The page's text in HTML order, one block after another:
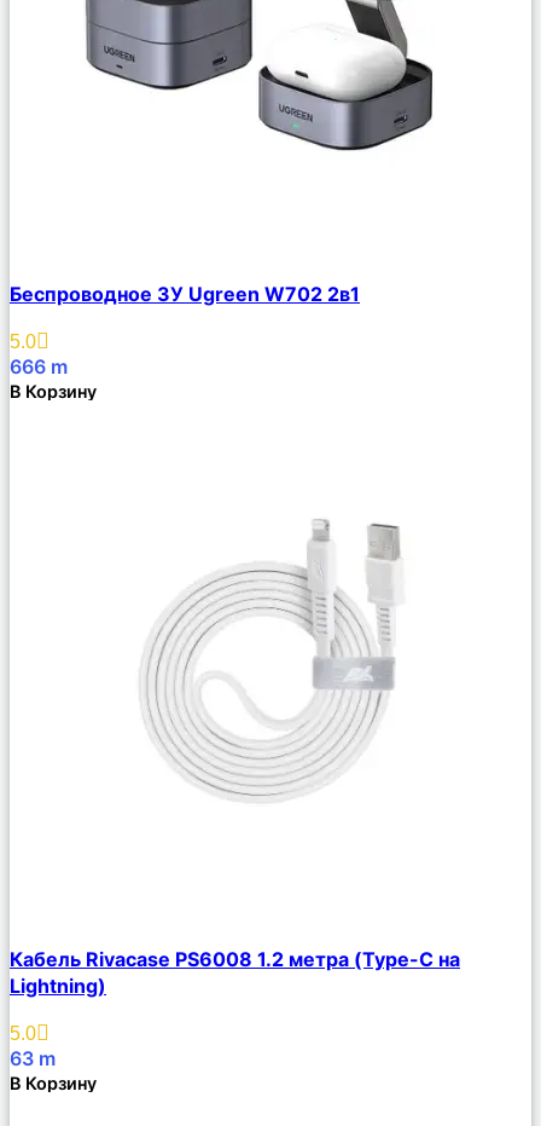
Описание
Избранное
Беспроводное ЗУ Ugreen W702 2в1
5.0
666 m
В Корзину
Описание
Избранное
Кабель Rivacase PS6008 1.2 метра (Type-C на
Lightning)
5.0
63 m
В Корзину